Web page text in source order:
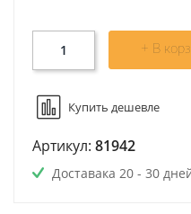
+ В
Купить дешевле
Артикул: 81942
Доставака 20 - 30